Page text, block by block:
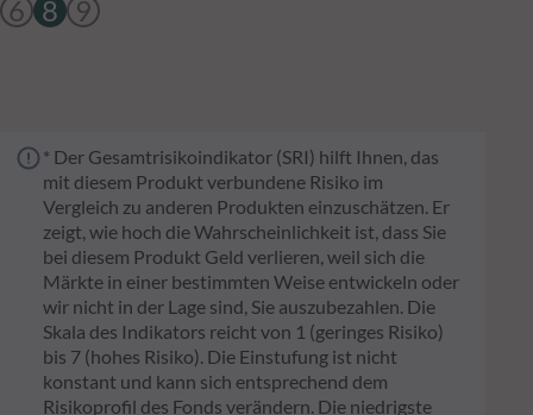
6 8 9
* Der Gesamtrisikoindikator (SRI) hilft Ihnen, das
mit diesem Produkt verbundene Risiko im
Vergleich zu anderen Produkten einzuschätzen. Er
zeigt, wie hoch die Wahrscheinlichkeit ist, dass Sie
bei diesem Produkt Geld verlieren, weil sich die
Märkte in einer bestimmten Weise entwickeln oder
wir nicht in der Lage sind, Sie auszubezahlen. Die
Skala des Indikators reicht von 1 (geringes Risiko)
bis 7 (hohes Risiko). Die Einstufung ist nicht
konstant und kann sich entsprechend dem
Risikoprofil des Fonds verändern. Die niedrigste